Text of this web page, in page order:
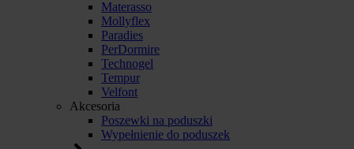
Materasso
Mollyflex
Paradies
PerDormire
Technogel
Tempur
Velfont
Akcesoria
Poszewki na poduszki
Wypełnienie do poduszek